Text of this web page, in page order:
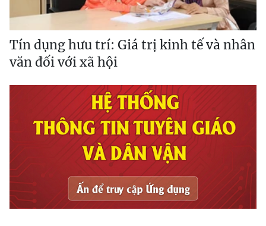
Tín dụng hưu trí: Giá trị kinh tế và nhân
văn đối với xã hội